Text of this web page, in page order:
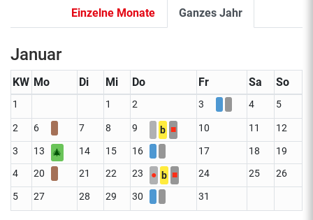
Einzelne Monate Ganzes Jahr
Januar
KW Mo Di Mi Do Fr Sa So
1 1 2 3 4 5
2 6 7 8 9 b ■ 10 11 12
3 13 🎄 14 15 16 17 18
19
4
20 21 22 23 ● b ■ 24 25 26
5 27 28 29 30 31